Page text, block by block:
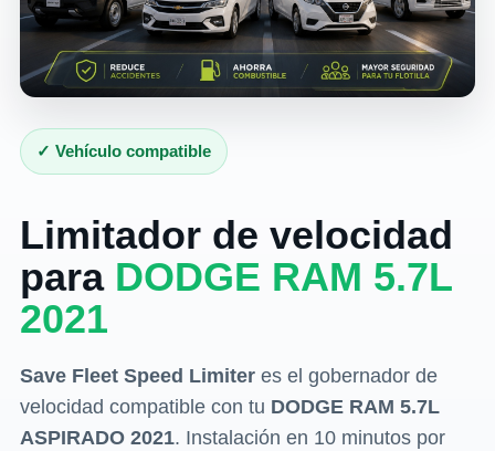
✓ Vehículo compatible
Limitador de velocidad
para DODGE RAM 5.7L
2021
Save Fleet Speed Limiteres el gobernador de
velocidad compatible con tu DODGE RAM 5.7L
ASPIRADO 2021. Instalación en 10 minutos por